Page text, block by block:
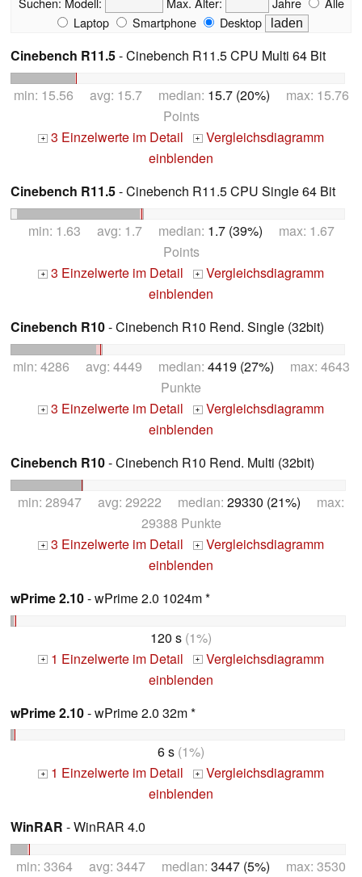
Laptop
Smartphone Desktop
Cinebench R11.5- Cinebench R11.5 CPU Multi 64 Bit
min: 15.56 avg: 15.7 median: 15.7 (20%) max: 15.76
Points
+ 3 Einzelwerte im Detail + Vergleichsdiagramm
einblenden
Cinebench R11.5- Cinebench R11.5 CPU Single 64 Bit
min: 1.63 avg: 1.7 median: 1.7 (39%) max: 1.67
Points
+ 3 Einzelwerte im Detail + Vergleichsdiagramm
einblenden
Cinebench R10- Cinebench R10 Rend. Single (32bit)
min: 4286 avg: 4449 median: 4419 (27%) max: 4643
Punkte
+ 3 Einzelwerte im Detail + Vergleichsdiagramm
einblenden
Cinebench R10- Cinebench R10 Rend. Multi (32bit)
min: 28947 avg: 29222 median: 29330 (21%) max:
29388 Punkte
+ 3 Einzelwerte im Detail + Vergleichsdiagramm
einblenden
wPrime 2.10- wPrime 2.0 1024m *
120 s (1%)
+ 1 Einzelwerte im Detail + Vergleichsdiagramm
einblenden
wPrime 2.10- wPrime 2.0 32m *
6 s (1%)
+ 1 Einzelwerte im Detail + Vergleichsdiagramm
einblenden
WinRAR - WinRAR 4.0
min: 3364 avg: 3447 median: 3447 (5%) max: 3530